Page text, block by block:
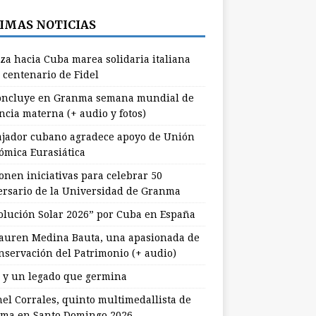
NOTICIAS
hacia Cuba marea solidaria italiana
centenario de Fidel
en Granma semana mundial de
materna (+ audio y fotos)
cubano agradece apoyo de Unión
Eurasiática
iniciativas para celebrar 50
de la Universidad de Granma
Solar 2026” por Cuba en España
Medina Bauta, una apasionada de
del Patrimonio (+ audio)
y un legado que germina
Corrales, quinto multimedallista de